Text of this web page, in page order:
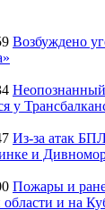
Возбуждено
у
Из-за атак
и
Пожары и
и на